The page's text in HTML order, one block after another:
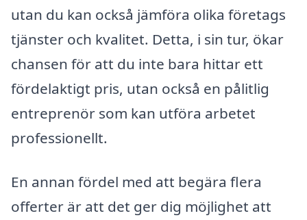
utan du kan också jämföra olika företags
tjänster och kvalitet. Detta, i sin tur, ökar
chansen för att du inte bara hittar ett
fördelaktigt pris, utan också en pålitlig
entreprenör som kan utföra arbetet
professionellt.
En annan fördel med att begära flera
offerter är att det ger dig möjlighet att